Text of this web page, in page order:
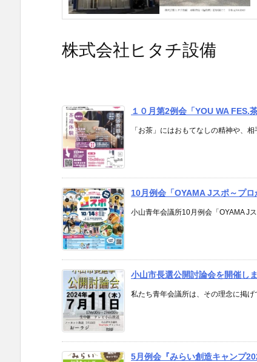
株式会社ヒタチ設備
１０月第2例会「YOU WA FES.
「お茶」にはおもてなしの精神や、
10月例会「OYAMA Jスポ～プ
小山青年会議所10月例会「OYAMA J
小山市長選公開討論会を開催し
私たち青年会議所は、その理念に掲
5月例会『みらい創造キャンプ